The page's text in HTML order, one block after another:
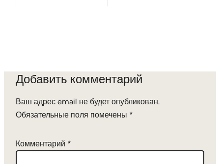
Добавить комментарий
Ваш адрес email не будет опубликован.
Обязательные поля помечены *
Комментарий *